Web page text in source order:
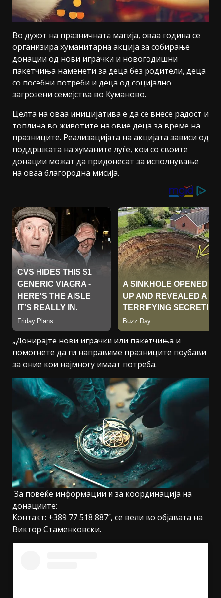
Во духот на празничната магија, оваа година се
организира хуманитарна акција за собирање
донации од нови играчки и новогодишни
пакетчиња наменети за деца без родители, деца
со посебни потреби и деца од социјално
загрозени семејства во Куманово.
Целта на оваа иницијатива е да се внесе радост и
топлина во животите на овие деца за време на
празниците. Реализацијата на акцијата зависи од
поддршката на хуманите луѓе, кои со своите
донации можат да придонесат за исполнување
на оваа благородна мисија.
„Донирајте нови играчки или пакетчиња и
помогнете да ги направиме празниците поубави
за оние кои најмногу имаат потреба.
За повеќе информации и за координација на
донациите:
Контакт: +389 77 518 887“, се вели во објавата на
Виктор Стаменковски.